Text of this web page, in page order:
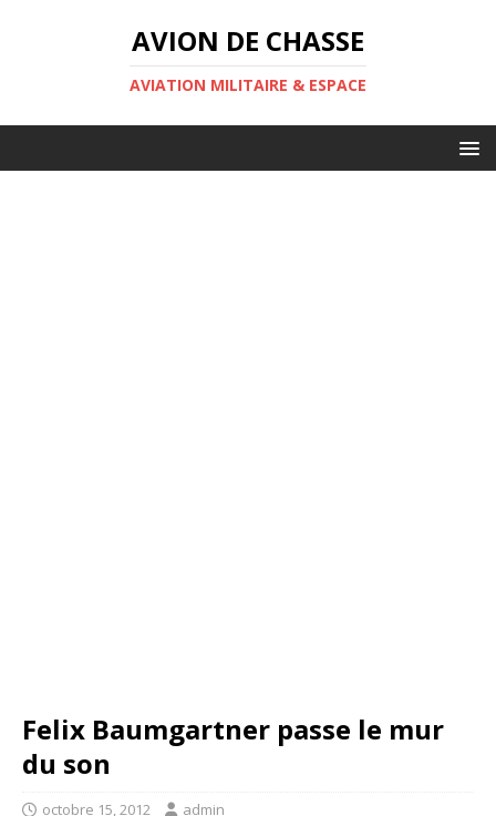
AVION DE CHASSE
AVIATION MILITAIRE & ESPACE
Felix Baumgartner passe le mur
du son
octobre 15, 2012 admin